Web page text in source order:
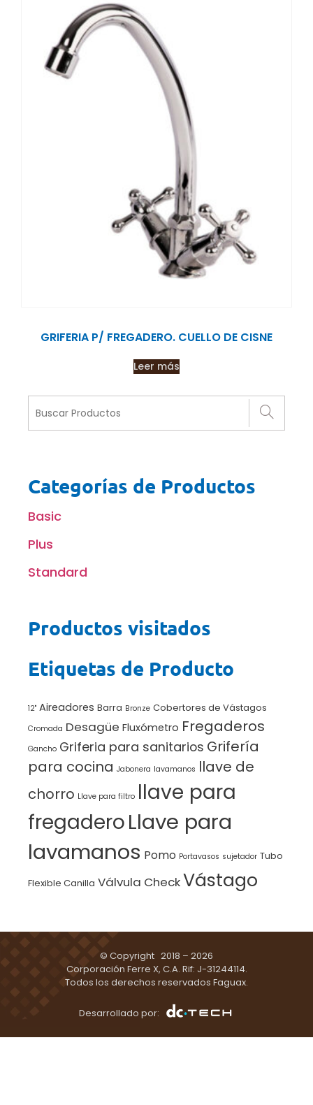
GRIFERIA P/ FREGADERO. CUELLO DE CISNE
Leer más
Categorías de Productos
Basic
Plus
Standard
Productos visitados
Etiquetas de Producto
12" Aireadores Barra Bronze Cobertores de Vástagos
Cromada Desagüe Fluxómetro Fregaderos
Gancho Griferia para sanitarios Grifería
para cocina Jabonera lavamanos llave de
chorro Llave para filtro llave para
fregaderoLlave para
lavamanos Pomo Portavasos sujetador Tubo
Flexible Canilla Válvula CheckVástago
© Copyright 2018 – 2026
Corporación Ferre X, C.A. Rif: J-31244114.
Todos los derechos reservados Faguax.
Desarrollado por: